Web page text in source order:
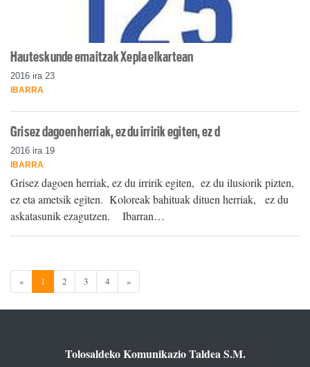
Hauteskunde emaitzak Xepla elkartean
2016 ira 23
IBARRA
Grisez dagoen herriak, ez du irririk egiten, ez d
2016 ira 19
IBARRA
Grisez dagoen herriak, ez du irririk egiten, ez du ilusiorik pizten,
ez eta ametsik egiten. Koloreak bahituak dituen herriak, ez du
askatasunik ezagutzen. Ibarran…
« 1 2 3 4 »
Tolosaldeko Komunikazio Taldea S.M.